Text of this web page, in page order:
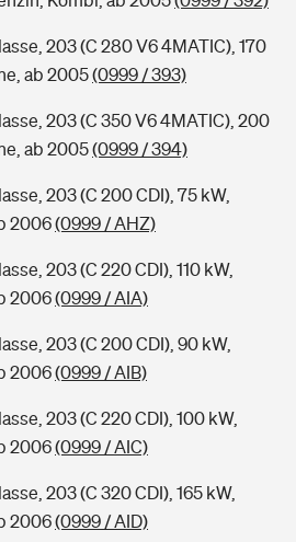
203 (C 280 V6 4MATIC), 170
ab 2005(0999 / 393)
203 (C 350 V6 4MATIC), 200
ab 2005(0999 / 394)
203 (C 200 CDI), 75 kW,
2006(0999 / AHZ)
203 (C 220 CDI), 110 kW,
2006(0999 / AIA)
203 (C 200 CDI), 90 kW,
2006(0999 / AIB)
203 (C 220 CDI), 100 kW,
2006(0999 / AIC)
203 (C 320 CDI), 165 kW,
2006(0999 / AID)